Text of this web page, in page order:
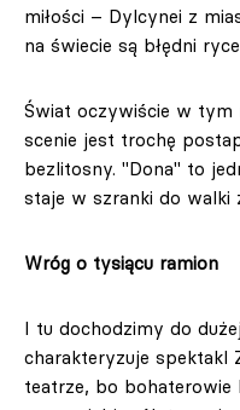
miłości – Dylcynei z
na świecie są błędni
Świat oczywiście w tym
scenie jest trochę
bezlitosny. "Dona" to
staje w szranki do walki
Wróg o tysiącu ramion
I tu dochodzimy do
charakteryzuje spektakl
teatrze, bo